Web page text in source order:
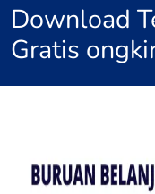
Download
Gratis